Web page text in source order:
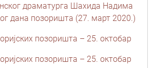
драматурга Шахида Надима
дана позоришта (27. март 2020.)
позоришта – 25. октобар
позоришта – 25. октобар